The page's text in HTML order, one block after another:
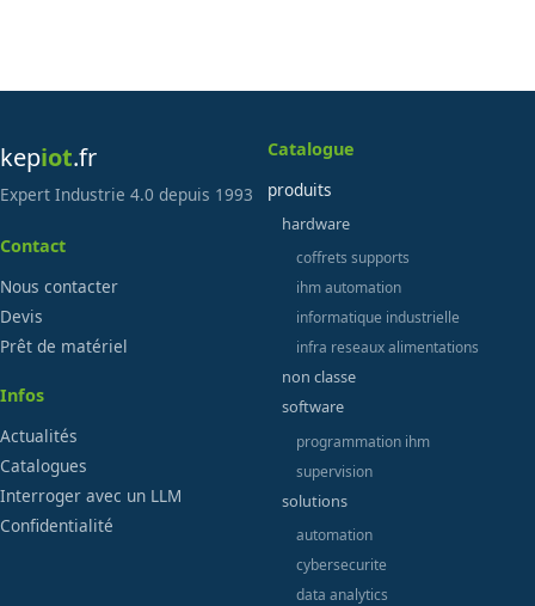
kepiot.fr
Expert Industrie 4.0 depuis 1993
Contact
Nous contacter
Devis
Prêt de matériel
Infos
Actualités
Catalogues
Interroger avec un LLM
Confidentialité
Catalogue
produits
hardware
coffrets supports
ihm automation
informatique industrielle
infra reseaux alimentations
non classe
software
programmation ihm
supervision
solutions
automation
cybersecurite
data analytics